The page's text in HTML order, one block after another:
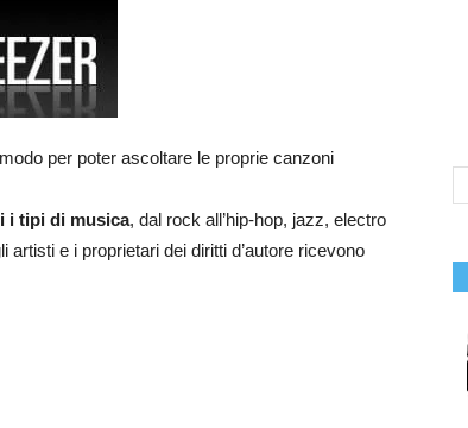
per poter ascoltare le proprie canzoni
i tipi di musica, dal rock all’hip-hop, jazz, electro
artisti e i proprietari dei diritti d’autore ricevono